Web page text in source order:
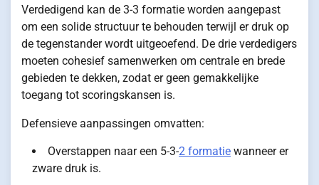
Verdedigend kan de 3-3 formatie worden aangepast
om een solide structuur te behouden terwijl er druk op
de tegenstander wordt uitgeoefend. De drie verdedigers
moeten cohesief samenwerken om centrale en brede
gebieden te dekken, zodat er geen gemakkelijke
toegang tot scoringskansen is.
Defensieve aanpassingen omvatten:
Overstappen naar een 5-3-2 formatie wanneer er
zware druk is.